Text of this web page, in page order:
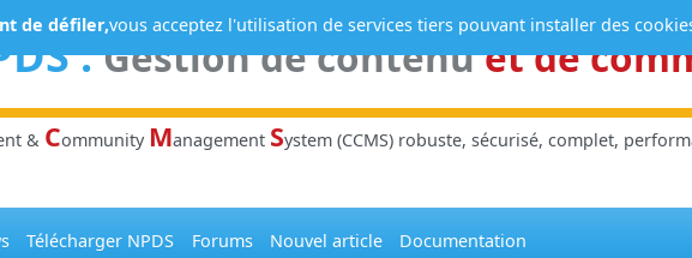
:Gestion de contenuet de
& Community Management System (CCMS) robuste, sécurisé, complet,
Télécharger NPDS Forums Nouvel article Documentation
de défiler,vous acceptez l'utilisation de services tiers pouvant installer des